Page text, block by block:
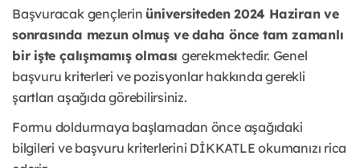
Başvuracak gençlerin üniversiteden 2024 Haziran ve
sonrasında mezun olmuş ve daha önce tam zamanlı
bir işte çalışmamış olması gerekmektedir. Genel
başvuru kriterleri ve pozisyonlar hakkında gerekli
şartları aşağıda görebilirsiniz.
Formu doldurmaya başlamadan önce aşağıdaki
bilgileri ve başvuru kriterlerini DİKKATLE okumanızı rica